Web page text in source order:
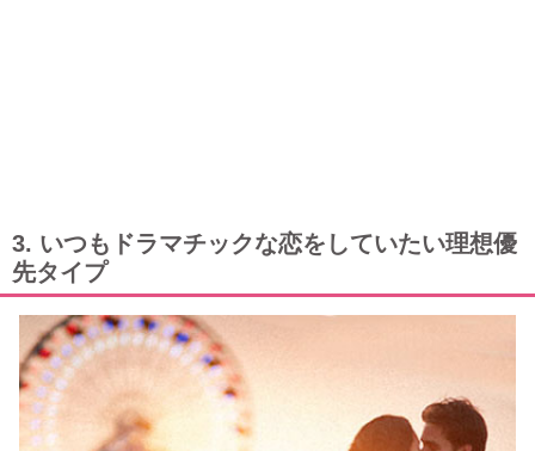
3. いつもドラマチックな恋をしていたい理想優
先タイプ